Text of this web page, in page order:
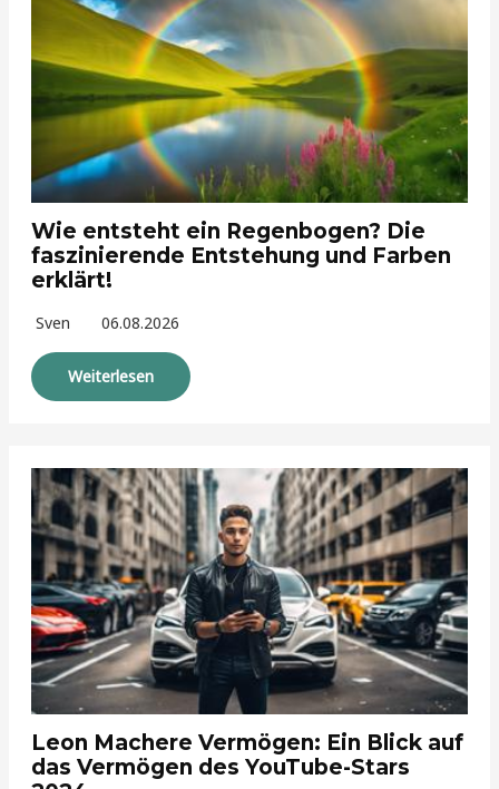
Wie entsteht ein Regenbogen? Die
faszinierende Entstehung und Farben
erklärt!
Sven 06.08.2026
Weiterlesen
Leon Machere Vermögen: Ein Blick auf
das Vermögen des YouTube-Stars